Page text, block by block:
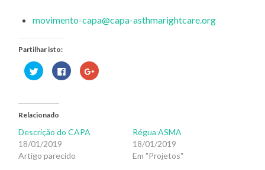
movimento-capa@capa-asthmarightcare.org
Partilhar isto:
Carregue
aqui
Twitter
(Opens
in
window)
Clique
para
partilhar
Click
to
Relacionado
Descrição do CAPA
18/01/2019
Artigo parecido
Régua ASMA
18/01/2019
Em "Projetos"